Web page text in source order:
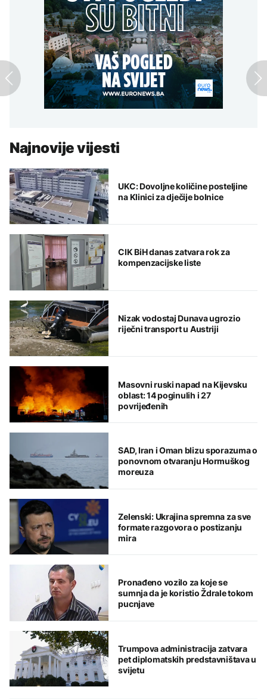
Najnovije vijesti
UKC: Dovoljne količine posteljine
na Klinici za dječije bolnice
CIK BiH danas zatvara rok za
kompenzacijske liste
Nizak vodostaj Dunava ugrozio
riječni transport u Austriji
Masovni ruski napad na Kijevsku
oblast: 14 poginulih i 27
povrijeđenih
SAD, Iran i Oman blizu sporazuma o
ponovnom otvaranju Hormuškog
moreuza
Zelenski: Ukrajina spremna za sve
formate razgovora o postizanju
mira
Pronađeno vozilo za koje se
sumnja da je koristio Ždrale tokom
pucnjave
Trumpova administracija zatvara
pet diplomatskih predstavništava u
svijetu